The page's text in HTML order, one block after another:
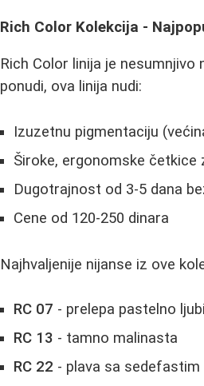
Rich Color Kolekcija -
Rich Color linija je nesumnjivo
ponudi, ova linija nudi:
Izuzetnu pigmentaciju
Široke, ergonomske četkice
Dugotrajnost od 3-5 dana
Cene od 120-250 dinara
Najhvaljenije nijanse iz ove
RC 07 - prelepa pastelno
RC 13 - tamno malinasta
RC 22 - plava sa sedefastim